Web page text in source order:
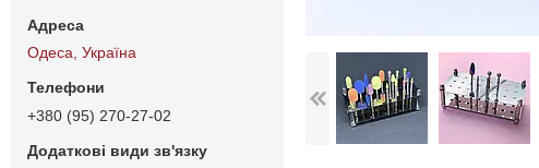
Одеса, Україна
+380 (95) 270-27-02